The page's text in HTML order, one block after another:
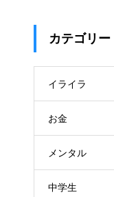
カテゴリー
イライラ
お金
メンタル
中学生